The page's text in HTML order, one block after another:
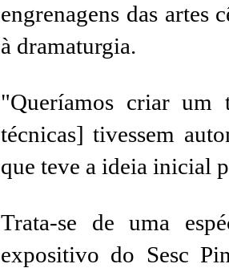
engrenagens das artes
à dramaturgia.
"Queríamos criar um
técnicas] tivessem
que teve a ideia inicial
Trata-se de uma
expositivo do Sesc